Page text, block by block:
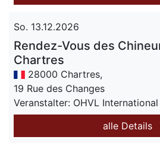
So. 13.12.2026
Rendez-Vous des
Chartres
28000 Chartres,
19 Rue des Changes
Veranstalter: OHVL International
alle Details